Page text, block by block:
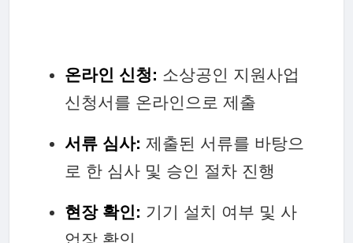
온라인 신청: 소상공인 지원사업
신청서를 온라인으로 제출
서류 심사: 제출된 서류를 바탕으
로 한 심사 및 승인 절차 진행
현장 확인: 기기 설치 여부 및 사
업장 확인